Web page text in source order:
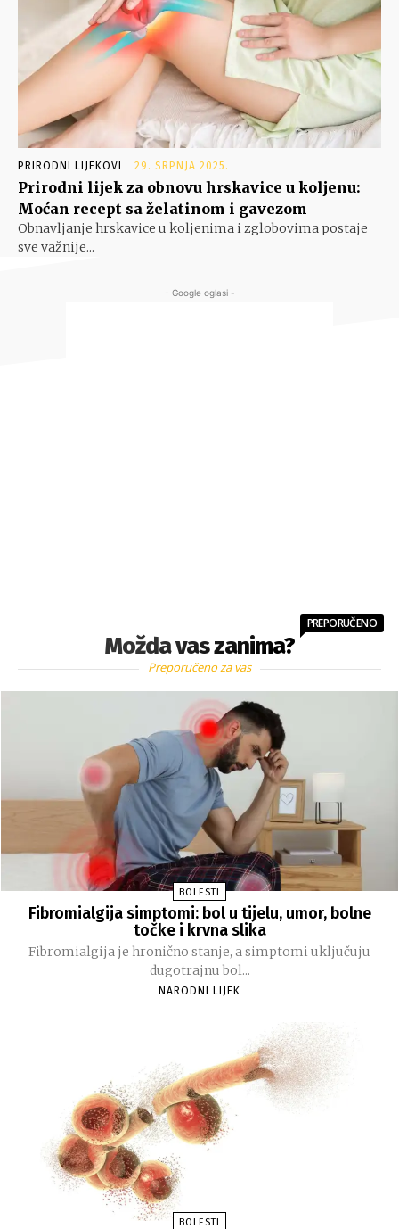
PRIRODNI LIJEKOVI 29. SRPNJA 2025.
Prirodni lijek za obnovu hrskavice u koljenu:
Moćan recept sa želatinom i gavezom
Obnavljanje hrskavice u koljenima i zglobovima postaje
sve važnije...
- Google oglasi -
Možda vas zanima?
PREPORUČENO
Preporučeno za vas
BOLESTI
Fibromialgija simptomi: bol u tijelu, umor, bolne
točke i krvna slika
Fibromialgija je hronično stanje, a simptomi uključuju
dugotrajnu bol...
NARODNI LIJEK
BOLESTI